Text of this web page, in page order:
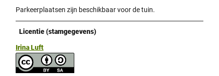
Parkeerplaatsen zijn beschikbaar voor de tuin.
Licentie (stamgegevens)
Irina Luft